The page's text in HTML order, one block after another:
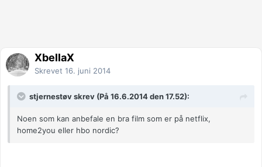
XbellaX
Skrevet 16. juni 2014
stjernestøv skrev (På 16.6.2014 den 17.52):
Noen som kan anbefale en bra film som er på netflix,
home2you eller hbo nordic?